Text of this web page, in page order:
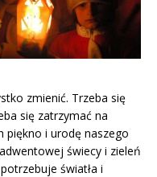
zmienić. Trzeba się
się zatrzymać na
piękno i urodę naszego
świecy i zieleń
światła i